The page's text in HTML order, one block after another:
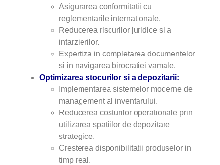
Asigurarea conformitatii cu
reglementarile internationale.
Reducerea riscurilor juridice si a
intarzierilor.
Expertiza in completarea documentelor
si in navigarea birocratiei vamale.
Optimizarea stocurilor si a depozitarii:
Implementarea sistemelor moderne de
management al inventarului.
Reducerea costurilor operationale prin
utilizarea spatiilor de depozitare
strategice.
Cresterea disponibilitatii produselor in
timp real.